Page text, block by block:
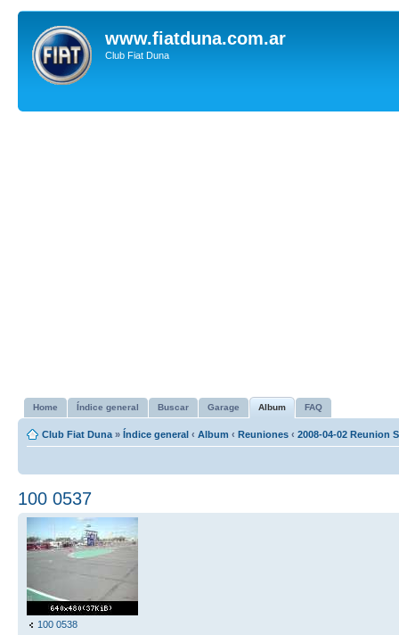
www.fiatduna.com.ar
Club Fiat Duna
Home Índice general Buscar Garage Album FAQ
Club Fiat Duna » Índice general ‹ Album ‹ Reuniones ‹ 2008-04-02 Reunion
100 0537
100 0538